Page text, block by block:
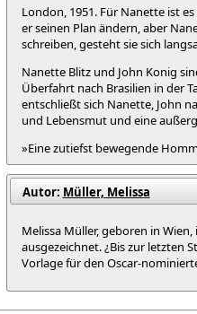
London, 1951. Für Nanette ist
er seinen Plan ändern, aber
schreiben, gesteht sie sich
Nanette Blitz und John Konig
Überfahrt nach Brasilien in der
entschließt sich Nanette, John
und Lebensmut und eine
»Eine zutiefst bewegende
Autor: Müller, Melissa
Melissa Müller, geboren in
ausgezeichnet. ¿Bis zur letzten
Vorlage für den Oscar-